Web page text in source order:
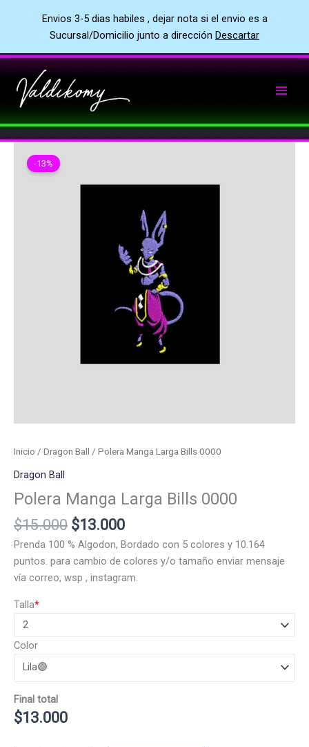
Envios 3-5 dias habiles , dejar nota si el envio es a
Sucursal/Domicilio junto a dirección Descartar
al
contenido
-13%
Inicio / Dragon Ball / Polera Manga Larga Bills 0000
Dragon Ball
Polera Manga Larga Bills 0000
$15.000 El
precio
original
era:
$13.000El
precio
actual
es:
Prenda 100 % Algodon, Bordado con 5 colores y 10.164
puntos. para cambio de colores y/o tamaño enviar mensaje
vía correo, wsp , instagram.
*
Talla
Color
Final total
$13.000